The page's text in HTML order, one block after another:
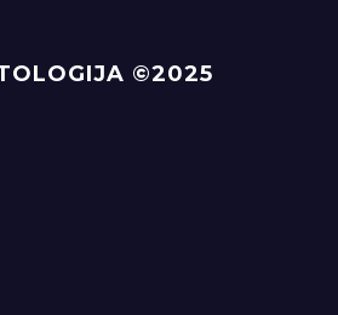
©2025